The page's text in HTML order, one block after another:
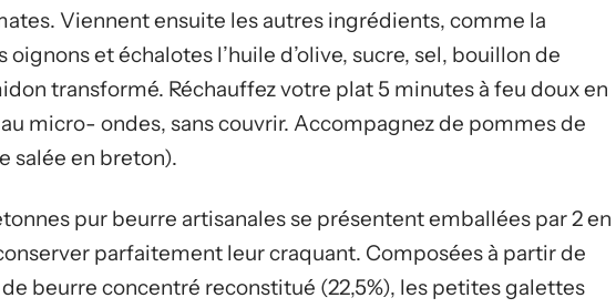
Viennent ensuite les autres ingrédients, comme la
et échalotes l’huile d’olive, sucre, sel, bouillon de
transformé. Réchauffez votre plat 5 minutes à feu doux en
micro- ondes, sans couvrir. Accompagnez de pommes de
salée en breton).
pur beurre artisanales se présentent emballées par 2 en
parfaitement leur craquant. Composées à partir de
beurre concentré reconstitué (22,5%), les petites galettes